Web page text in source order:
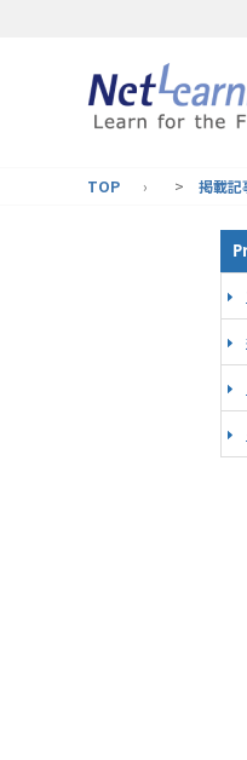
TOP >掲載記